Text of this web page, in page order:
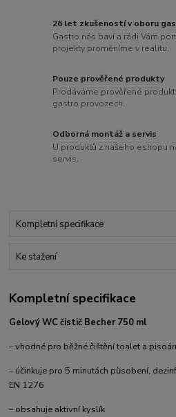
26 let zkušeností v oboru
Gastro nás baví a rádi Vám
projekty proměníme v realitu.
Pouze prověřené produkty
Prodáváme prověřené
gastro provozech.
Odborná montáž a servis
U produktů z našeho eshopu
servis.
Kompletní specifikace
Ke stažení
Kompletní specifikace
Gelový WC čistič Becher 750 ml
– vhodné pro běžné čištění toalet a
– účinkuje pro 5 minutách působení,
EN 1276
– obsahuje aktivní kyslík